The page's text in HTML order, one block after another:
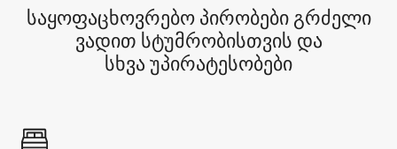
საყოფაცხოვრებო პირობები გრძელი
ვადით სტუმრობისთვის და
სხვა უპირატესობები